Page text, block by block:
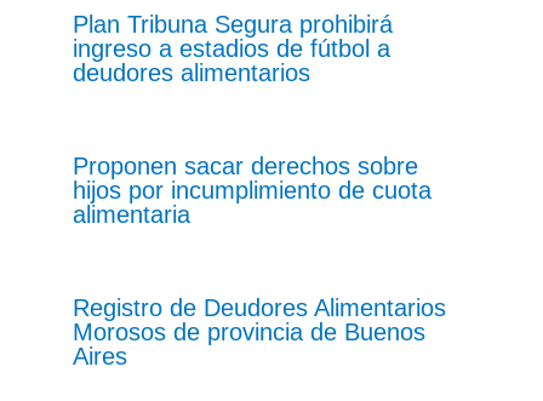
Plan Tribuna Segura prohibirá
ingreso a estadios de fútbol a
deudores alimentarios
Proponen sacar derechos sobre
hijos por incumplimiento de cuota
alimentaria
Registro de Deudores Alimentarios
Morosos de provincia de Buenos
Aires